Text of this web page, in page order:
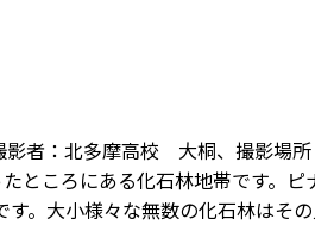
影者：北多摩高校 大桐、撮影場
ところにある化石林地帯です。
。大小様々な無数の化石林はそ